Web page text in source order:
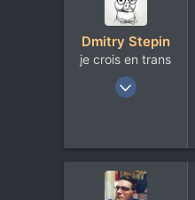
Dmitry Stepin
je crois en trans
12 Янв 2004
113
Москва